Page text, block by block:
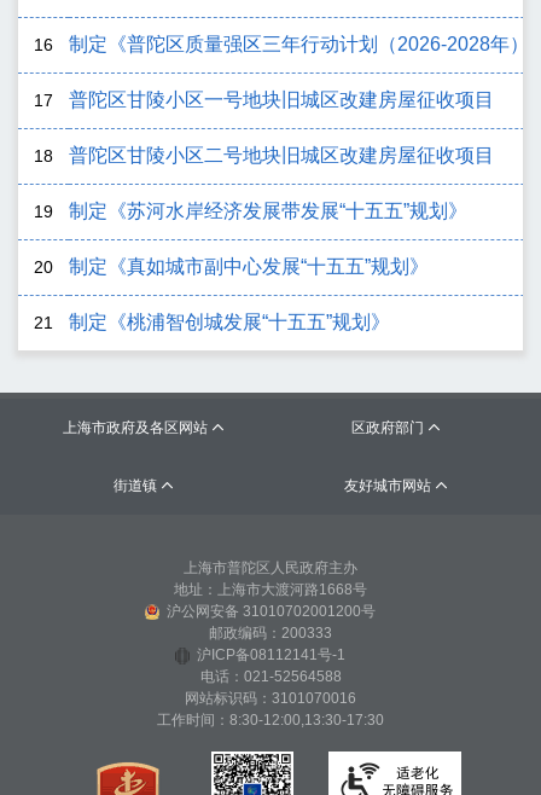
16 制定《普陀区质量强区三年行动计划（2026-2028年）
17 普陀区甘陵小区一号地块旧城区改建房屋征收项目
18 普陀区甘陵小区二号地块旧城区改建房屋征收项目
19 制定《苏河水岸经济发展带发展“十五五”规划》
20 制定《真如城市副中心发展“十五五”规划》
21 制定《桃浦智创城发展“十五五”规划》
上海市政府及各区网站  区政府部门 
街道镇  友好城市网站 
上海市普陀区人民政府主办
地址：上海市大渡河路1668号
沪公网安备 31010702001200号
邮政编码：200333
沪ICP备08112141号-1
电话：021-52564588
网站标识码：3101070016
工作时间：8:30-12:00,13:30-17:30